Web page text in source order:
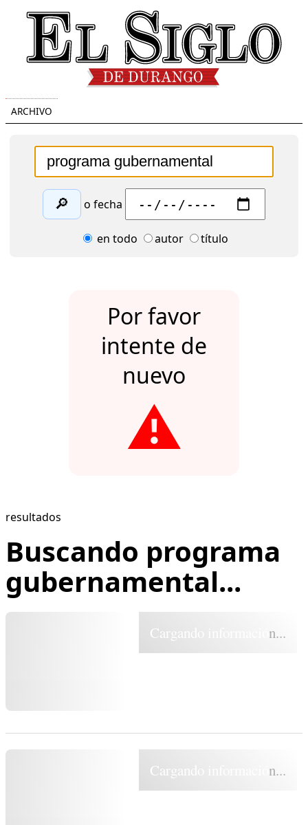
ARCHIVO
🔎 o fecha
en todo autor título
Por favor
intente de
nuevo
⚠️
resultados
Buscando programa
gubernamental...
Cargando información...
Cargando información...